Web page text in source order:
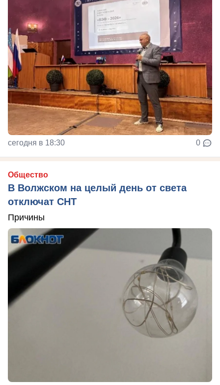
сегодня в 18:30 0
Общество
В Волжском на целый день от света
отключат СНТ
Причины